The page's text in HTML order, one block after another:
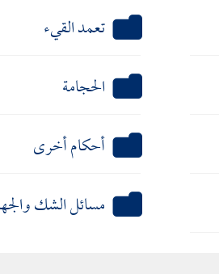
تعمد القيء
الحجامة
أحكام أخرى
مسائل الشك